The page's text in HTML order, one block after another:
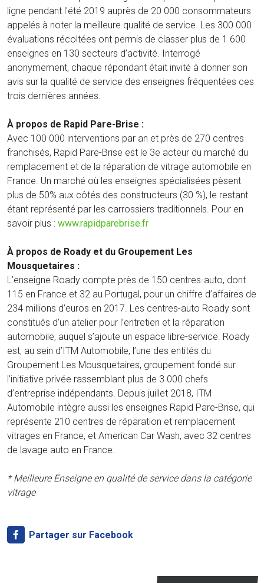
ligne pendant l'été 2019 auprès de 20 000 consommateurs
appelés à noter la meilleure qualité de service. Les 300 000
évaluations récoltées ont permis de classer plus de 1 600
enseignes en 130 secteurs d’activité. Interrogé
anonymement, chaque répondant était invité à donner son
avis sur la qualité de service des enseignes fréquentées ces
trois dernières années.
À propos de Rapid Pare-Brise :
Avec 100 000 interventions par an et près de 270 centres
franchisés, Rapid Pare-Brise est le 3e acteur du marché du
remplacement et de la réparation de vitrage automobile en
France. Un marché où les enseignes spécialisées pèsent
plus de 50% aux côtés des constructeurs (30 %), le restant
étant représenté par les carrossiers traditionnels. Pour en
savoir plus : www.rapidparebrise.fr
À propos de Roady et du Groupement Les
Mousquetaires :
L’enseigne Roady compte près de 150 centres-auto, dont
115 en France et 32 au Portugal, pour un chiffre d’affaires de
234 millions d’euros en 2017. Les centres-auto Roady sont
constitués d’un atelier pour l’entretien et la réparation
automobile, auquel s’ajoute un espace libre-service. Roady
est, au sein d’ITM Automobile, l’une des entités du
Groupement Les Mousquetaires, groupement fondé sur
l’initiative privée rassemblant plus de 3 000 chefs
d’entreprise indépendants. Depuis juillet 2018, ITM
Automobile intègre aussi les enseignes Rapid Pare-Brise, qui
représente 210 centres de réparation et remplacement
vitrages en France, et American Car Wash, avec 32 centres
de lavage auto en France.
* Meilleure Enseigne en qualité de service dans la catégorie
vitrage
Partager sur Facebook